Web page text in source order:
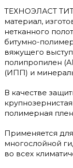
ТЕХНОЭЛАСТ
материал,
нетканного
битумно-
вяжущего
полипропилен
(ИПП) и
В качестве
полимерная
Применяется
многослойной
во всех